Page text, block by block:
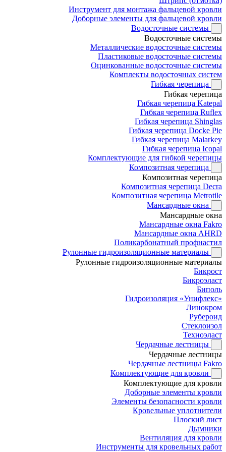
Инструмент для монтажа фальцевой кровли
Доборные элементы для фальцевой кровли
Водосточные системы
Водосточные системы
Металлические водосточные системы
Пластиковые водосточные системы
Оцинкованные водосточные системы
Комплекты водосточных систем
Гибкая черепица
Гибкая черепица
Гибкая черепица Katepal
Гибкая черепица Ruflex
Гибкая черепица Shinglas
Гибкая черепица Docke Pie
Гибкая черепица Malarkey
Гибкая черепица Icopal
Комплектующие для гибкой черепицы
Композитная черепица
Композитная черепица
Композитная черепица Decra
Композитная черепица Metrotile
Мансардные окна
Мансардные окна
Мансардные окна Fakro
Мансардные окна AHRD
Поликарбонатный профнастил
Рулонные гидроизоляционные материалы
Рулонные гидроизоляционные материалы
Бикрост
Бикроэласт
Биполь
Гидроизоляция «Унифлекс»
Линокром
Рубероид
Стеклоизол
Техноэласт
Чердачные лестницы
Чердачные лестницы
Чердачные лестницы Fakro
Комплектующие для кровли
Комплектующие для кровли
Доборные элементы кровли
Элементы безопасности кровли
Кровельные уплотнители
Плоский лист
Дымники
Вентиляция для кровли
Инструменты для кровельных работ